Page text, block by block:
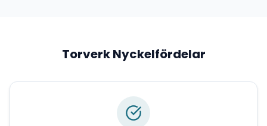
TorverkNyckelfördelar